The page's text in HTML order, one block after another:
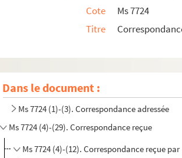
Cote
Ms 7724
Titre
Dans le document :
Ms 7724 (1)-(3). Correspondance adressée
Ms 7724 (4)-(29). Correspondance reçue
Ms 7724 (4)-(12). Correspondance reçue